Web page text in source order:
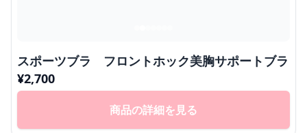
スポーツブラ フロントホック美胸サポートブラ
¥2,700
商品の詳細を見る